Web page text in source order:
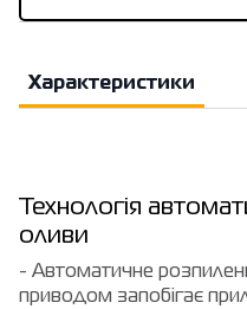
Характеристики
Технологія
оливи
- Автоматичне
приводом запобігає